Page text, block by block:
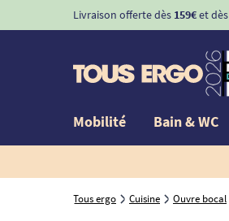
Livraison offerte dès 159€et dès
Mobilité Bain & WC
Tous ergo Cuisine Ouvre bocal